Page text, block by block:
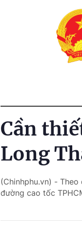
Cần
Long
(Chinhphu.vn) -
đường cao tốc